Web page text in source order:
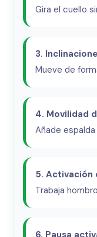
Gira el cuello
3.
Mueve de
4. Movilidad
Añade
5. Activación
Trabaja
6. Pausa